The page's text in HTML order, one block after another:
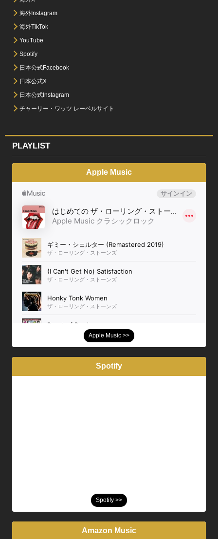
海外Instagram
海外TikTok
YouTube
Spotify
日本公式Facebook
日本公式X
日本公式Instagram
チャーリー・ワッツ レーベルサイト
PLAYLIST
Apple Music
Apple Music >>
Spotify
Spotify >>
Amazon Music